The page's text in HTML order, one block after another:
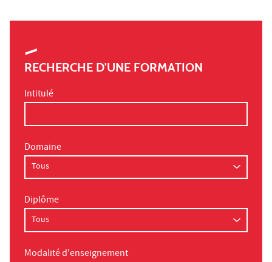
RECHERCHE D'UNE FORMATION
Intitulé
Domaine
Diplôme
Modalité d'enseignement